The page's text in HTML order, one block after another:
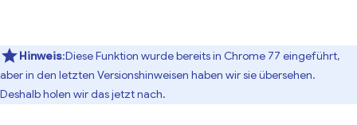
Hinweis:Diese Funktion wurde bereits in Chrome 77 eingeführt,
aber in den letzten Versionshinweisen haben wir sie übersehen.
Deshalb holen wir das jetzt nach.